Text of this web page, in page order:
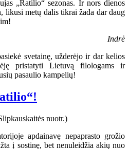
„Ratilio“ sezonas. Ir nors dienos
likusi metų dalis tikrai žada dar daug
Indrė
svetainę, užderėjo ir dar kelios
pristatyti Lietuvą filologams ir
pasaulio kampelių!
apdainavę nepaprasto grožio
į sostinę, bet nenuleidžia akių nuo